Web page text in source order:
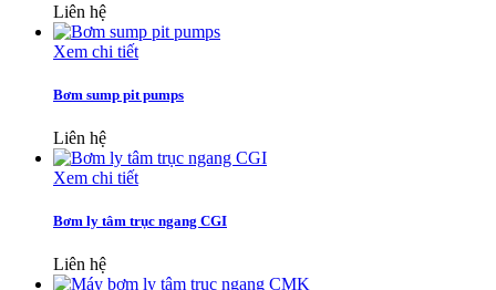
Liên hệ
Xem chi tiết
Bơm sump pit pumps
Liên hệ
Xem chi tiết
Bơm ly tâm trục ngang CGI
Liên hệ